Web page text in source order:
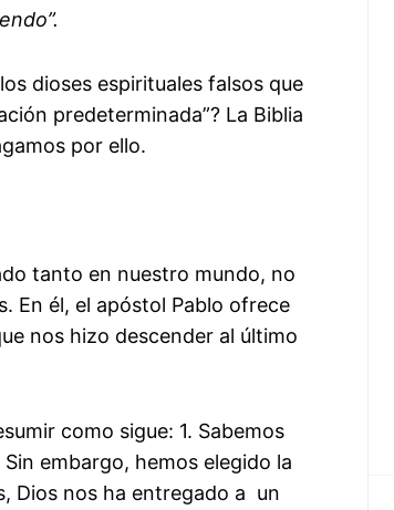
dioses espirituales falsos que
predeterminada”? La Biblia
por ello.
tanto en nuestro mundo, no
En él, el apóstol Pablo ofrece
nos hizo descender al último
como sigue: 1. Sabemos
embargo, hemos elegido la
Dios nos ha entregado a un